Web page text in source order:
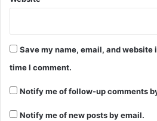
Save my name, email, and website
time I comment.
Notify me of follow-up comments
Notify me of new posts by email.